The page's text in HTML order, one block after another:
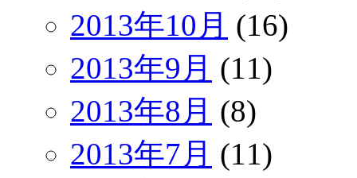
2013年10月 (16)
2013年9月 (11)
2013年8月 (8)
2013年7月 (11)